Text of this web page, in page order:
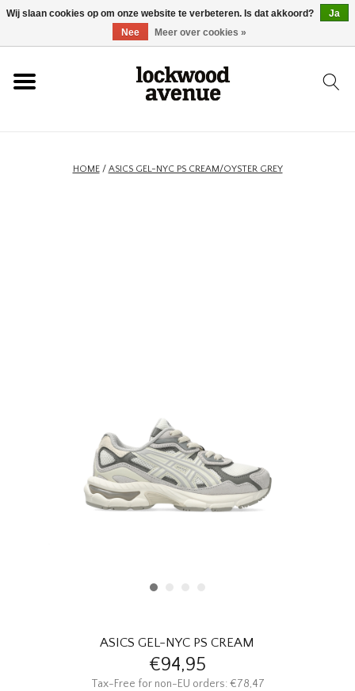
HOME
HOME/ ASICS GEL-NYC PS CREAM/OYSTER GREY
ASICS GEL-NYC PS CREAM
€94,95
Tax-Free for non-EU orders: €78,47
Wij slaan cookies op om onze website te verbeteren. Is dat akkoord?
Ja
Nee
Meer over cookies »